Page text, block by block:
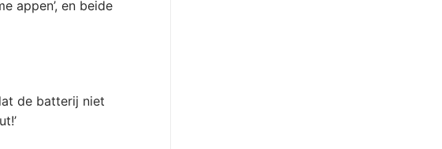
appen’, en beide
de batterij niet